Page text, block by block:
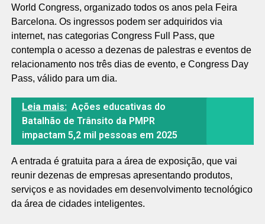
World Congress, organizado todos os anos pela Feira
Barcelona. Os ingressos podem ser adquiridos via
internet, nas categorias Congress Full Pass, que
contempla o acesso a dezenas de palestras e eventos de
relacionamento nos três dias de evento, e Congress Day
Pass, válido para um dia.
Leia mais: Ações educativas do
Batalhão de Trânsito da PMPR
impactam 5,2 mil pessoas em 2025
A entrada é gratuita para a área de exposição, que vai
reunir dezenas de empresas apresentando produtos,
serviços e as novidades em desenvolvimento tecnológico
da área de cidades inteligentes.